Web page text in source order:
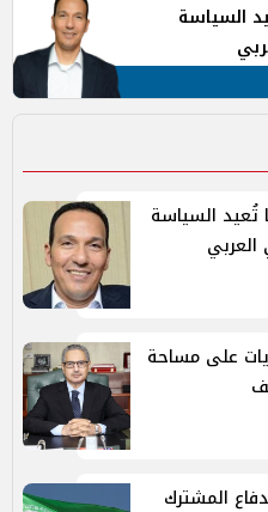
السياسة
تُعيد السياسة
تعديات على مساحة
المشترك